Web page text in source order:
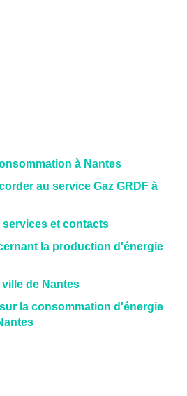
à Nantes
au service Gaz GRDF à
services et contacts
la production d'énergie
de Nantes
la consommation d'énergie